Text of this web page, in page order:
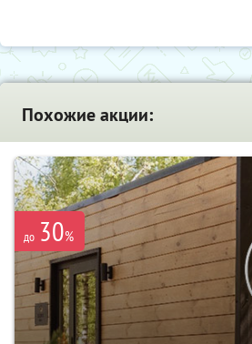
Похожие акции:
до 30%